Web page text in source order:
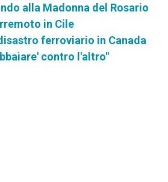
alla Madonna del Rosario
in Cile
ferroviario in Canada
contro l'altro"